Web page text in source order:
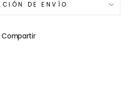
DE ENVÍO
Compartir